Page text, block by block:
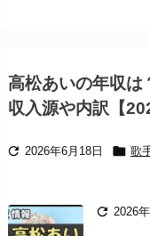
高松あいの年収は
収入源や内訳【
 2026年6月18日  歌
 2026